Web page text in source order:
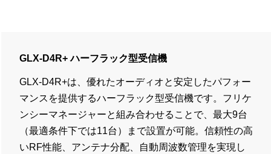
GLX-D4R+ ハーフラック型受信機
GLX-D4R+は、優れたオーディオと安定したパフォー
マンスを提供するハーフラック型受信機です。フリケ
ンシーマネージャーと組み合わせることで、最大9台
（最適条件下では11台）まで設置が可能。信頼性の高
いRF性能、アンテナ分配、自動周波数管理を実現し